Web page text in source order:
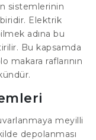
sistemlerinin
Elektrik
adına bu
Bu kapsamda
makara raflarının
meyilli
depolanması